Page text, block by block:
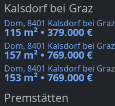
Kalsdorf bei Graz
Dom, 8401 Kalsdorf bei Graz
115 m² • 379.000 €
Dom, 8401 Kalsdorf bei Graz
157 m² • 769.000 €
Dom, 8401 Kalsdorf bei Graz
153 m² • 769.000 €
Premstätten